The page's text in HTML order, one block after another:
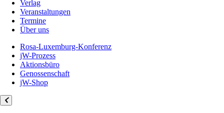
Verlag
Veranstaltungen
Termine
Über uns
Rosa-Luxemburg-Konferenz
jW-Prozess
Aktionsbüro
Genossenschaft
jW-Shop